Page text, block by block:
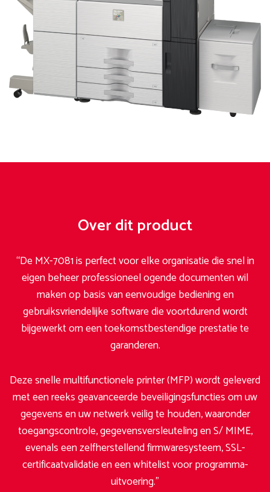
Over dit product
“De MX-7081 is perfect voor elke organisatie die snel in
eigen beheer professioneel ogende documenten wil
maken op basis van eenvoudige bediening en
gebruiksvriendelijke software die voortdurend wordt
bijgewerkt om een toekomstbestendige prestatie te
garanderen.
Deze snelle multifunctionele printer (MFP) wordt geleverd
met een reeks geavanceerde beveiligingsfuncties om uw
gegevens en uw netwerk veilig te houden, waaronder
toegangscontrole, gegevensversleuteling en S/ MIME,
evenals een zelfherstellend firmwaresysteem, SSL-
certificaatvalidatie en een whitelist voor programma-
uitvoering.”